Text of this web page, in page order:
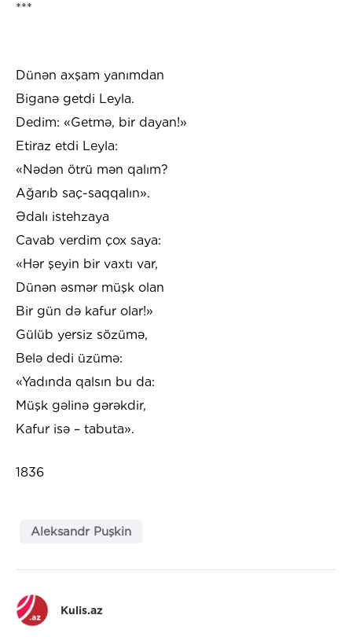
***
Dünən axşam yanımdan
Biganə getdi Leyla.
Dedim: «Getmə, bir dayan!»
Etiraz etdi Leyla:
«Nədən ötrü mən qalım?
Ağarıb saç-saqqalın».
Ədalı istehzaya
Cavab verdim çox saya:
«Hər şeyin bir vaxtı var,
Dünən əsmər müşk olan
Bir gün də kafur olar!»
Gülüb yersiz sözümə,
Belə dedi üzümə:
«Yadında qalsın bu da:
Müşk gəlinə gərəkdir,
Kafur isə – tabuta».
1836
Aleksandr Puşkin
Kulis.az